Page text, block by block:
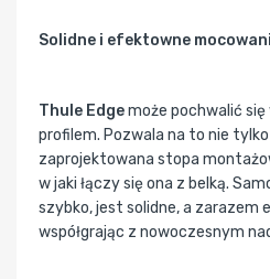
Solidne i efektowne
Thule Edgemoże pochwalić
profilem. Pozwala na to nie
zaprojektowana stopa
w jaki łączy się ona z belką.
szybko, jest solidne, a zarazem
współgrając z nowoczesnym